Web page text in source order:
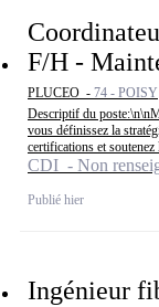
F/H -
PLUCEO - 74 - POISY
Descriptif du
vous définissez la
certifications et soutenez
CDI - Non
Publié hier
Ingénieur